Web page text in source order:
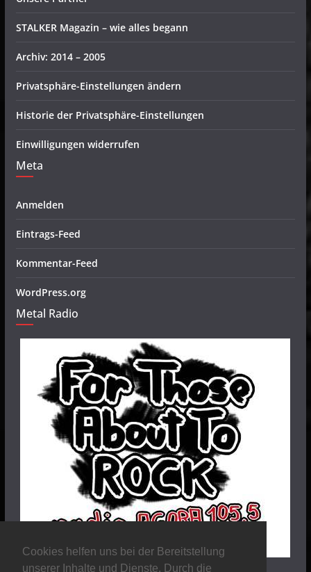
Cookies helfen uns bei der Bereitstellung
unserer Inhalte und Dienste. Durch die
STALKER Magazin – wie alles begann
Archiv: 2014 – 2005
Privatsphäre-Einstellungen ändern
Historie der Privatsphäre-Einstellungen
Einwilligungen widerrufen
Meta
Anmelden
Eintrags-Feed
Kommentar-Feed
WordPress.org
Metal Radio